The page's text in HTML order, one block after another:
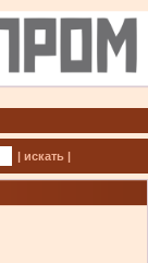
| искать |